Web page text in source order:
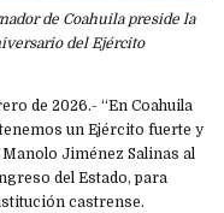
de Coahuila preside la
del Ejército
de 2026.- “En Coahuila
un Ejército fuerte y
Jiménez Salinas al
del Estado, para
castrense.